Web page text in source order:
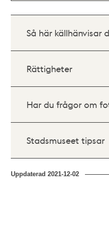
Så här källhänvisar
Rättigheter
Har du frågor om
Stadsmuseet tipsar
Uppdaterad2021-12-02